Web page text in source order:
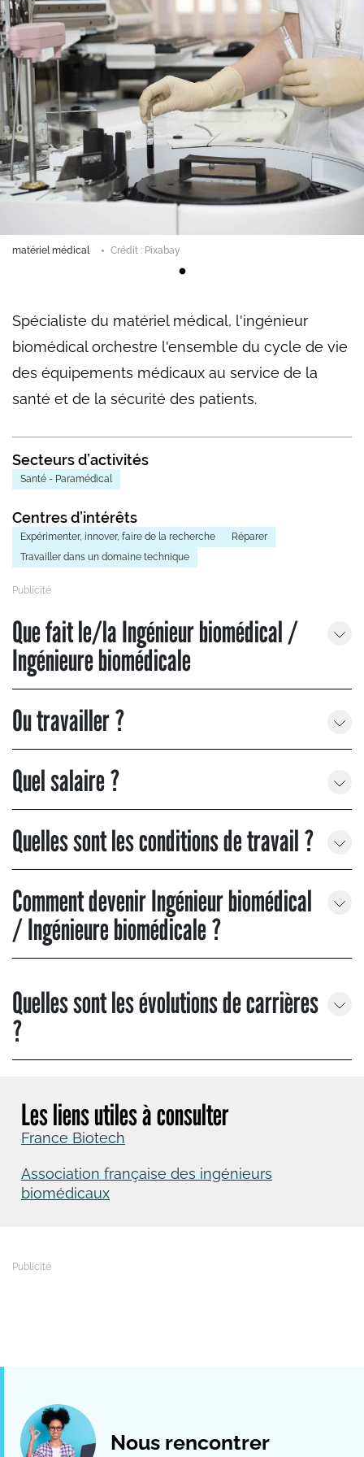
matériel médical Crédit : Pixabay
Spécialiste du matériel médical, l'ingénieur
biomédical orchestre l'ensemble du cycle de vie
des équipements médicaux au service de la
santé et de la sécurité des patients.
Secteurs d’activités
Santé - Paramédical
Centres d’intérêts
Expérimenter, innover, faire de la recherche
Réparer
Travailler dans un domaine technique
Que fait le/la Ingénieur biomédical /
Ingénieure biomédicale
Ou travailler ?
Quel salaire ?
Quelles sont les conditions de travail ?
Comment devenir Ingénieur biomédical
/ Ingénieure biomédicale ?
Quelles sont les évolutions de carrières
?
Les liens utiles à consulter
France Biotech
Association française des ingénieurs
biomédicaux
Nous rencontrer